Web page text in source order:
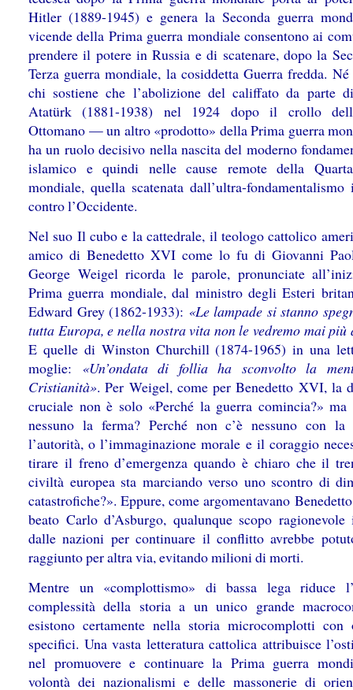
Hitler (1889-1945) e genera la Seconda guerra
vicende della Prima guerra mondiale consentono ai
prendere il potere in Russia e di scatenare, dopo la
Terza guerra mondiale, la cosiddetta Guerra fredda.
chi sostiene che l’abolizione del califfato da parte
Atatürk (1881-1938) nel 1924 dopo il crollo
Ottomano — un altro «prodotto» della Prima guerra
ha un ruolo decisivo nella nascita del moderno
islamico e quindi nelle cause remote della
mondiale, quella scatenata dall’ultra-fondamentalismo
contro l’Occidente.
Nel suo Il cubo e la cattedrale, il teologo cattolico
amico di Benedetto XVI come lo fu di Giovanni
George Weigel ricorda le parole, pronunciate
Prima guerra mondiale, dal ministro degli Esteri
Edward Grey (1862-1933): «Le lampade si stanno
tutta Europa, e nella nostra vita non le vedremo mai più
E quelle di Winston Churchill (1874-1965) in una
moglie: «Un’ondata di follia ha sconvolto la
Cristianità». Per Weigel, come per Benedetto XVI, la
cruciale non è solo «Perché la guerra comincia?» ma
nessuno la ferma? Perché non c’è nessuno con la
l’autorità, o l’immaginazione morale e il coraggio
tirare il freno d’emergenza quando è chiaro che il
civiltà europea sta marciando verso uno scontro di
catastrofiche?». Eppure, come argomentavano
beato Carlo d’Asburgo, qualunque scopo ragionevole
dalle nazioni per continuare il conflitto avrebbe
raggiunto per altra via, evitando milioni di morti.
Mentre un «complottismo» di bassa lega riduce
complessità della storia a un unico grande
esistono certamente nella storia microcomplotti con
specifici. Una vasta letteratura cattolica attribuisce
nel promuovere e continuare la Prima guerra
volontà dei nazionalismi e delle massonerie di